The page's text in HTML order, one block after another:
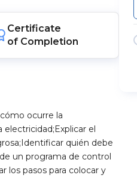
Certificate
of Completion
ocurre la
electricidad;Explicar el
quién debe
un programa de control
los pasos para colocar y